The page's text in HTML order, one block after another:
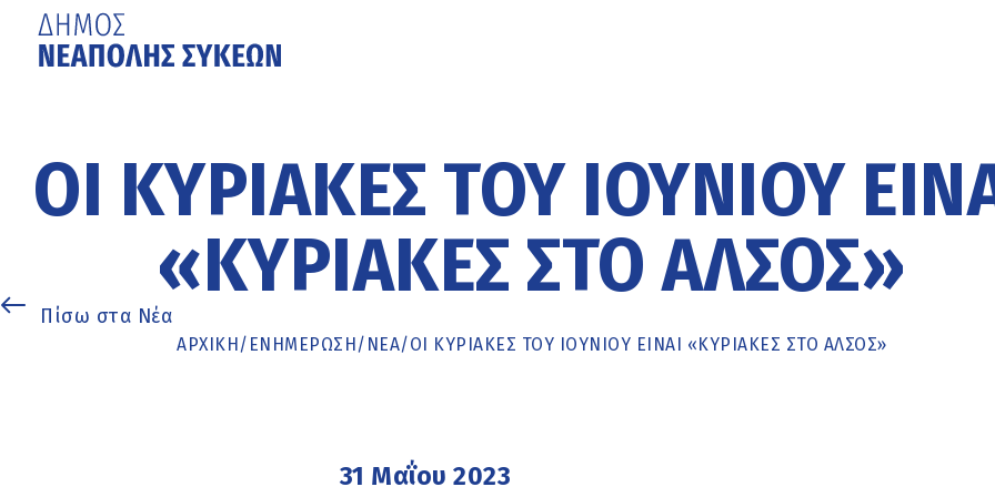
περιεχόμενο
ΟΙ ΚΥΡΙΑΚΈΣ ΤΟΥ ΙΟΥΝΊΟΥ
«ΚΥΡΙΑΚΈΣ ΣΤΟ ΆΛΣΟΣ»
Πίσω στα Νέα
ΑΡΧΙΚΉ/ ΕΝΗΜΈΡΩΣΗ/ ΝΕΑ/ΟΙ ΚΥΡΙΑΚΈΣ ΤΟΥ ΙΟΥΝΊΟΥ ΕΊΝΑΙ «ΚΥΡΙΑΚΈΣ ΣΤΟ ΆΛΣΟΣ»
31 Μαΐου 2023